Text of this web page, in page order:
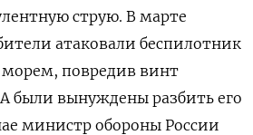
струю. В марте
атаковали беспилотник
повредив винт
были вынуждены разбить его
министр обороны России